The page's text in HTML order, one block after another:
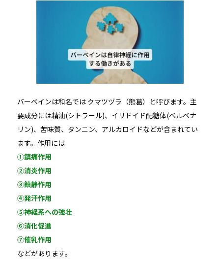
バーベインは和名では クマツヅラ（熊葛）と呼びます。主
要成分には精油(シトラール)、イリドイド配糖体(ベルベナ
リン)、苦味質、タンニン、アルカロイドなどが含まれてい
ます。作用には
①鎮痛作用
②消炎作用
③鎮静作用
④発汗作用
⑤神経系への強壮
⑥消化促進
⑦催乳作用
などがあります。